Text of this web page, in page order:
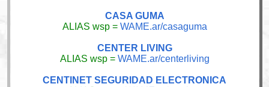
CASA GUMA
ALIAS wsp = WAME.ar/casaguma
CENTER LIVING
ALIAS wsp = WAME.ar/centerliving
CENTINET SEGURIDAD ELECTRONICA